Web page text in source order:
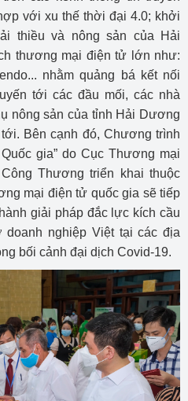
với xu thế thời đại 4.0; khởi
thiều và nông sản của Hải
thương mại điện tử lớn như:
nhằm quảng bá kết nối
tới các đầu mối, các nhà
nông sản của tỉnh Hải Dương
Bên cạnh đó, Chương trình
gia” do Cục Thương mại
Thương triển khai thuộc
mại điện tử quốc gia sẽ tiếp
giải pháp đắc lực kích cầu
nghiệp Việt tại các địa
bối cảnh đại dịch Covid-19.